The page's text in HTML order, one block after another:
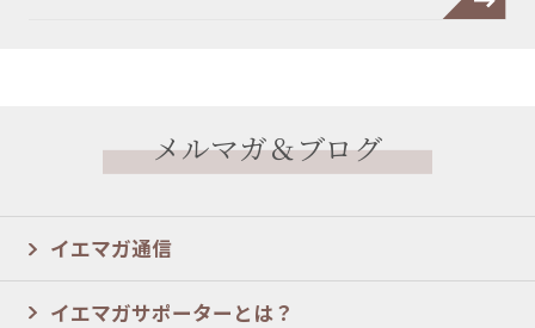
メルマガ＆ブログ
イエマガ通信
イエマガサポーターとは？